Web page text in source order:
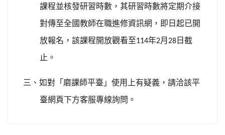
課程並核發研習時數，其研習時數將定期介接
對傳至全國教師在職進修資訊網，即日起已開
放報名，該課程開放觀看至114年2月 28 日截
止。
三、如對「磨課師平臺」使用上有疑義，請洽該平
臺網頁下方客服專線詢問。